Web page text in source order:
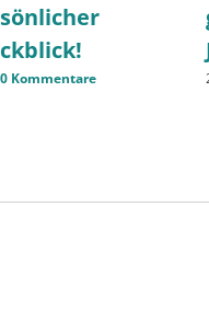
0 Kommentare